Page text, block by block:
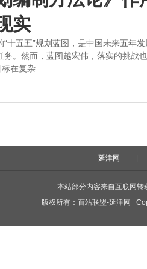
实
“十五五”规划蓝图，是中国未来五年
。然而，蓝图越宏伟，落实的挑战
在复杂...
延津网
本站部分内容来自互联网
版权所有： 百站联盟-延津网